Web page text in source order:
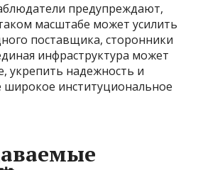
предупреждают,
масштабе может усилить
поставщика, сторонники
инфраструктура может
укрепить надежность и
широкое институциональное